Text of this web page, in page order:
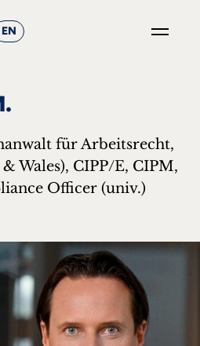
EN
für Arbeitsrecht,
Wales), CIPP/E, CIPM,
Officer (univ.)